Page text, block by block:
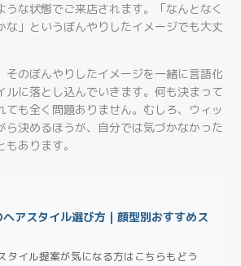
うな状態でご来店されます。「なんとなく
な」というぼんやりしたイメージでも大丈
そのぼんやりしたイメージを一緒に言語化
ルに落とし込んでいきます。何も決まって
ても全く問題ありません。むしろ、ウィッ
ら決めるほうが、自分では気づかなかった
あります。
アスタイル選び方｜顔型別おすすめス
タイル提案が気になる方はこちらもどう